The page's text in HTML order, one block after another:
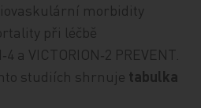
morbidity
při léčbě
a VICTORION‑2 PREVENT.
studiích shrnuje tabulka